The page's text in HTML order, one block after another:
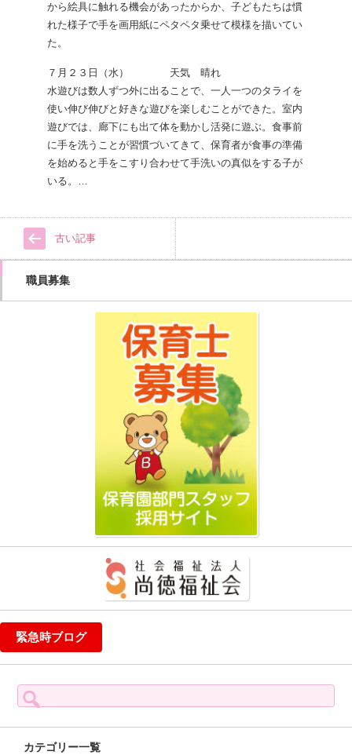
から絵具に触れる機会があったからか、子どもたちは慣
れた様子で手を画用紙にペタペタ乗せて模様を描いてい
た。
７月２３日（水） 天気 晴れ
水遊びは数人ずつ外に出ることで、一人一つのタライを
使い伸び伸びと好きな遊びを楽しむことができた。室内
遊びでは、廊下にも出て体を動かし活発に遊ぶ。食事前
に手を洗うことが習慣づいてきて、保育者が食事の準備
を始めると手をこすり合わせて手洗いの真似をする子が
いる。…
古い記事
職員募集
緊急時ブログ
検
索:
カテゴリー一覧